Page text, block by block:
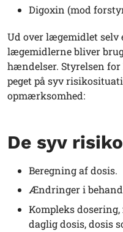
Digoxin (mod
Ud over lægemidlet selv
lægemidlerne bliver
hændelser. Styrelsen
peget på syv
opmærksomhed:
De syv
Beregning af dosis.
Ændringer i
Kompleks
daglig dosis, dosis